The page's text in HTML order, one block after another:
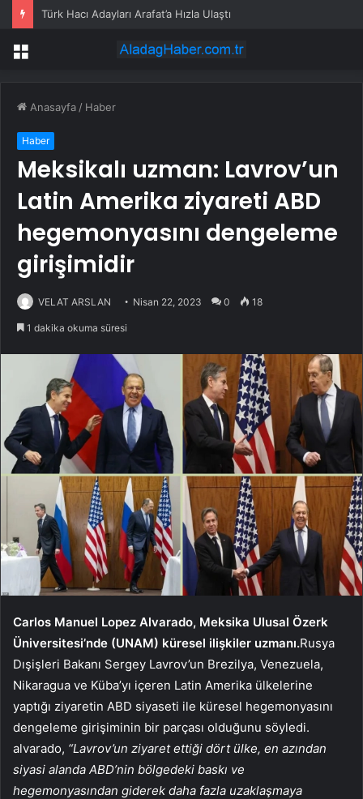
Türk Hacı Adayları Arafat’a Hızla Ulaştı
Menü
Anasayfa / Haber
Haber
Meksikalı uzman: Lavrov’un
Latin Amerika ziyareti ABD
hegemonyasını dengeleme
girişimidir
VELAT ARSLAN Nisan 22, 2023 0 18
1 dakika okuma süresi
Carlos Manuel Lopez Alvarado, Meksika Ulusal Özerk
Üniversitesi’nde (UNAM) küresel ilişkiler uzmanı.Rusya
Dışişleri Bakanı Sergey Lavrov’un Brezilya, Venezuela,
Nikaragua ve Küba’yı içeren Latin Amerika ülkelerine
yaptığı ziyaretin ABD siyaseti ile küresel hegemonyasını
dengeleme girişiminin bir parçası olduğunu söyledi.
alvarado, “Lavrov’un ziyaret ettiği dört ülke, en azından
siyasi alanda ABD’nin bölgedeki baskı ve
hegemonyasından giderek daha fazla uzaklaşmaya